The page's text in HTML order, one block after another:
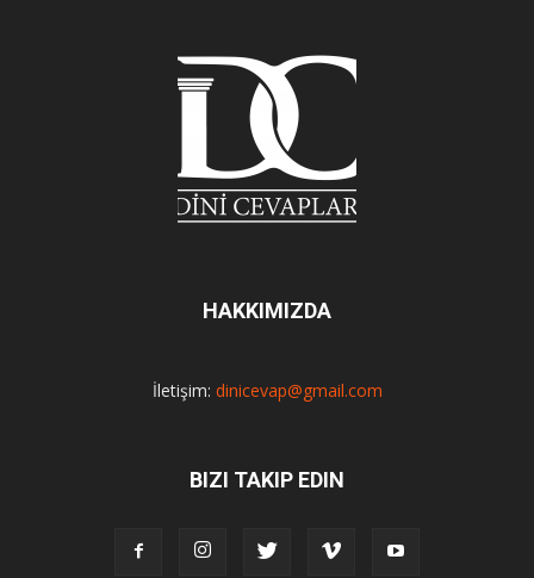
HAKKIMIZDA
İletişim: dinicevap@gmail.com
BIZI TAKIP EDIN